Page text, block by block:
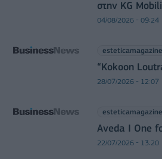
στην KG
04/08/2026 - 09:24
“Kokoon
28/07/2026 - 12:07
Aveda I One
22/07/2026 - 13:20